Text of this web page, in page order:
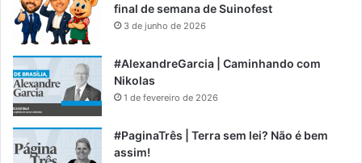
final de semana de Suinofest
3 de junho de 2026
#AlexandreGarcia | Caminhando com
Nikolas
1 de fevereiro de 2026
#PaginaTrês | Terra sem lei? Não é bem
assim!